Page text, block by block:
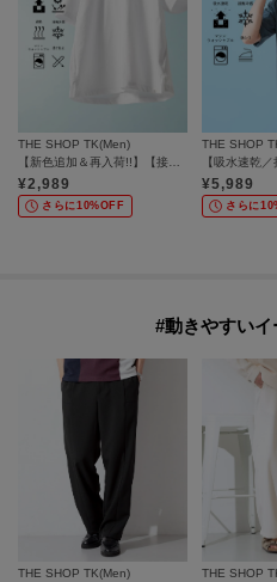
THE SHOP TK(Men)
¥2,989
さらに10%OFF
THE SHOP
¥5,989
さらに
#動きやすい
THE SHOP TK(Men)
THE SHOP